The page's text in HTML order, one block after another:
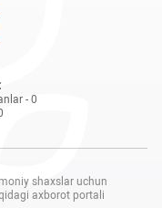
- 0
shaxslar uchun
axborot portali